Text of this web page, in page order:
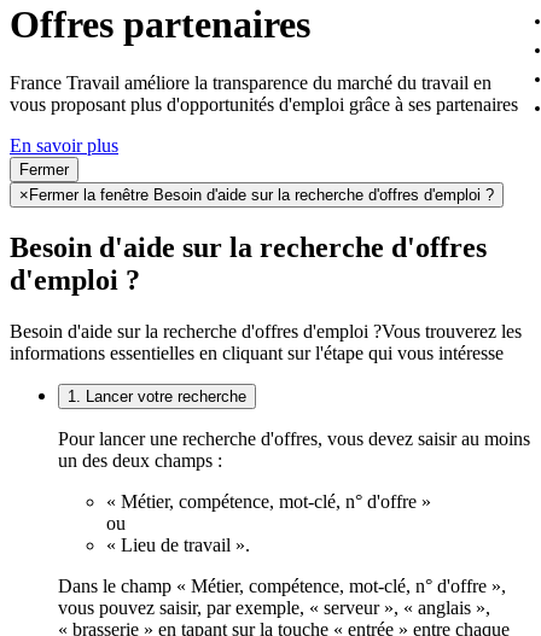
Offres partenaires
France Travail améliore la transparence du marché du travail en
vous proposant plus d'opportunités d'emploi grâce à ses partenaires
En savoir plus
Fermer
× Fermer la fenêtre Besoin d'aide sur la recherche d'offres d'emploi ?
Besoin d'aide sur la recherche d'offres
d'emploi ?
Besoin d'aide sur la recherche d'offres d'emploi ?Vous trouverez les
informations essentielles en cliquant sur l'étape qui vous intéresse
1. Lancer votre recherche
Pour lancer une recherche d'offres, vous devez saisir au moins
un des deux champs :
« Métier, compétence, mot-clé, n° d'offre »
ou
« Lieu de travail ».
Dans le champ « Métier, compétence, mot-clé, n° d'offre »,
vous pouvez saisir, par exemple, « serveur », « anglais »,
« brasserie » en tapant sur la touche « entrée » entre chaque